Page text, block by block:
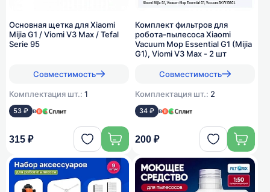
Основная щетка для Xiaomi
Mijia G1 / Viomi V3 Max / Tefal
Serie 95
Совместимость
Комплектация шт.: 1
53 ₽ в
315 ₽
Комплект фильтров для
робота-пылесоса Xiaomi
Vacuum Mop Essential G1 (Mijia
G1), Viomi V3 Max - 2 шт
Совместимость
Комплектация шт.: 2
34 ₽ в
200 ₽